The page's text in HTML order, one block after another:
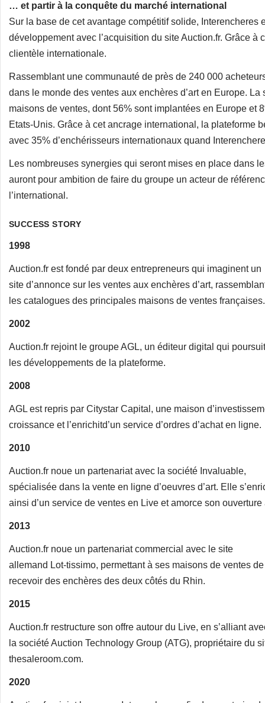
… et partir à la conquête du marché international
Sur la base de cet avantage compétitif solide,
développement avec l’acquisition du site Auction.fr. Grâce
clientèle internationale.
Rassemblant une communauté de près de 240 000
dans le monde des ventes aux enchères d’art en Europe.
maisons de ventes, dont 56% sont implantées en Europe et
Etats-Unis. Grâce à cet ancrage international, la plateforme
avec 35% d’enchérisseurs internationaux quand
Les nombreuses synergies qui seront mises en place dans
auront pour ambition de faire du groupe un acteur de
l’international.
SUCCESS STORY
1998
Auction.fr est fondé par deux entrepreneurs qui imaginent un
site d’annonce sur les ventes aux enchères d’art,
les catalogues des principales maisons de ventes françaises.
2002
Auction.fr rejoint le groupe AGL, un éditeur digital qui poursuit
les développements de la plateforme.
2008
AGL est repris par Citystar Capital, une maison
croissance et l’enrichitd’un service d’ordres d’achat en ligne.
2010
Auction.fr noue un partenariat avec la société Invaluable,
spécialisée dans la vente en ligne d’oeuvres d’art. Elle
ainsi d’un service de ventes en Live et amorce son ouverture
2013
Auction.fr noue un partenariat commercial avec le site
allemand Lot-tissimo, permettant à ses maisons de ventes de
recevoir des enchères des deux côtés du Rhin.
2015
Auction.fr restructure son offre autour du Live, en s’alliant
la société Auction Technology Group (ATG), propriétaire du
thesaleroom.com.
2020